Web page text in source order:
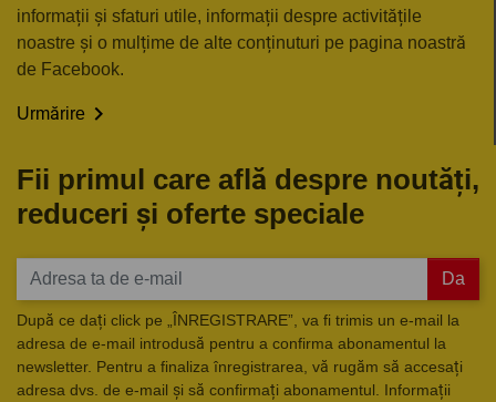
informații și sfaturi utile, informații despre activitățile
noastre și o mulțime de alte conținuturi pe pagina noastră
de Facebook.
Urmărire 
Fii primul care află despre noutăți,
reduceri și oferte speciale
Da
După ce dați click pe „ÎNREGISTRARE”, va fi trimis un e-mail la
adresa de e-mail introdusă pentru a confirma abonamentul la
newsletter. Pentru a finaliza înregistrarea, vă rugăm să accesați
adresa dvs. de e-mail și să confirmați abonamentul. Informații